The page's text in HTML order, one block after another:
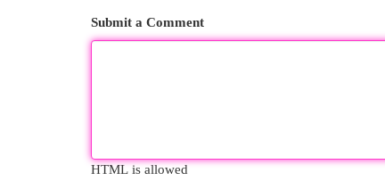
Submit a Comment
HTML is allowed